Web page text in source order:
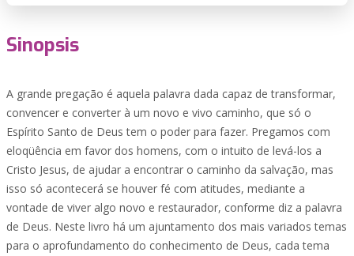
Sinopsis
A grande pregação é aquela palavra dada capaz de transformar,
convencer e converter à um novo e vivo caminho, que só o
Espírito Santo de Deus tem o poder para fazer. Pregamos com
eloqüência em favor dos homens, com o intuito de levá-los a
Cristo Jesus, de ajudar a encontrar o caminho da salvação, mas
isso só acontecerá se houver fé com atitudes, mediante a
vontade de viver algo novo e restaurador, conforme diz a palavra
de Deus. Neste livro há um ajuntamento dos mais variados temas
para o aprofundamento do conhecimento de Deus, cada tema